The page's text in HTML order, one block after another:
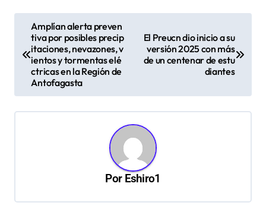
g
n
Amplían alerta preven
tiva por posibles precip
itaciones, nevazones, v
ientos y tormentas elé
ctricas en la Región de
Antofagasta
El Preucn dio inicio a su
versión 2025 con más
de un centenar de estu
diantes
Por Eshiro1